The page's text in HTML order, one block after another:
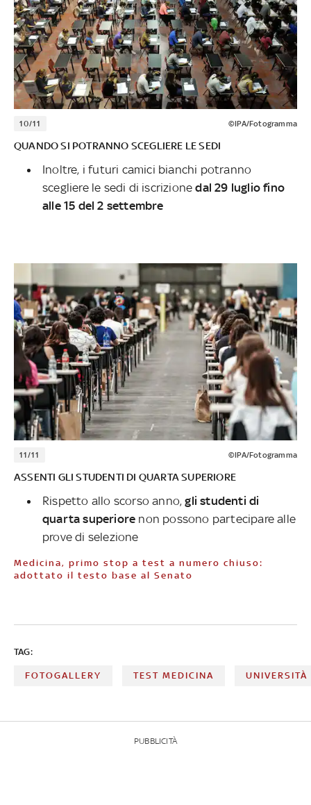
10/11 ©IPA/Fotogramma
QUANDO SI POTRANNO SCEGLIERE LE SEDI
Inoltre, i futuri camici bianchi potranno
scegliere le sedi di iscrizionedal 29 luglio fino
alle 15 del 2 settembre
11/11 ©IPA/Fotogramma
ASSENTI GLI STUDENTI DI QUARTA SUPERIORE
Rispetto allo scorso anno,gli studenti di
quarta superiore non possono partecipare alle
prove di selezione
Medicina, primo stop a test a numero chiuso:
adottato il testo base al Senato
TAG:
FOTOGALLERY TEST MEDICINA UNIVERSITÀ
PUBBLICITÀ